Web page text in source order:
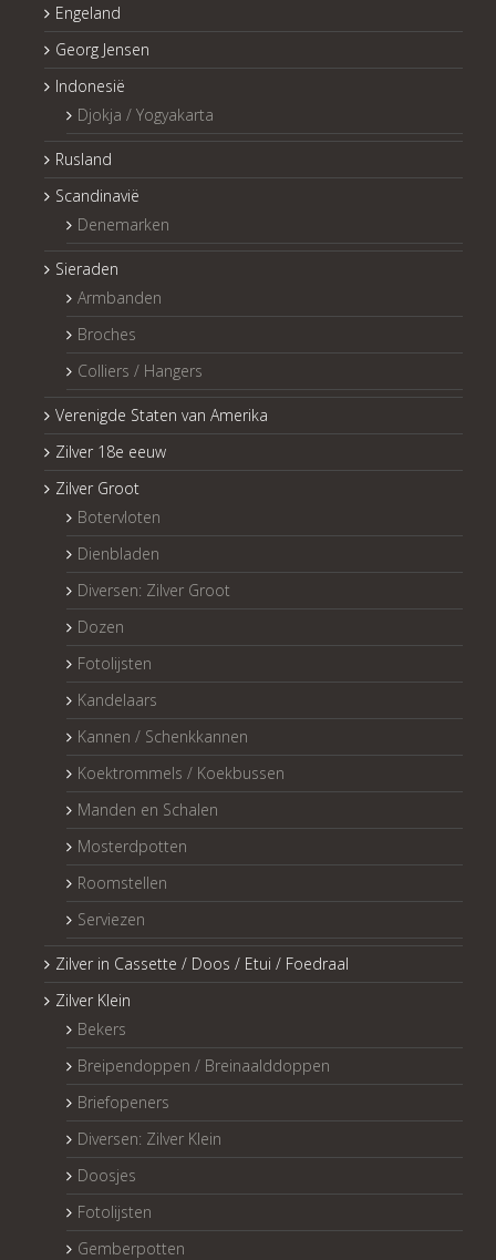
Engeland
Georg Jensen
Indonesië
Djokja / Yogyakarta
Rusland
Scandinavië
Denemarken
Sieraden
Armbanden
Broches
Colliers / Hangers
Verenigde Staten van Amerika
Zilver 18e eeuw
Zilver Groot
Botervloten
Dienbladen
Diversen: Zilver Groot
Dozen
Fotolijsten
Kandelaars
Kannen / Schenkkannen
Koektrommels / Koekbussen
Manden en Schalen
Mosterdpotten
Roomstellen
Serviezen
Zilver in Cassette / Doos / Etui / Foedraal
Zilver Klein
Bekers
Breipendoppen / Breinaalddoppen
Briefopeners
Diversen: Zilver Klein
Doosjes
Fotolijsten
Gemberpotten